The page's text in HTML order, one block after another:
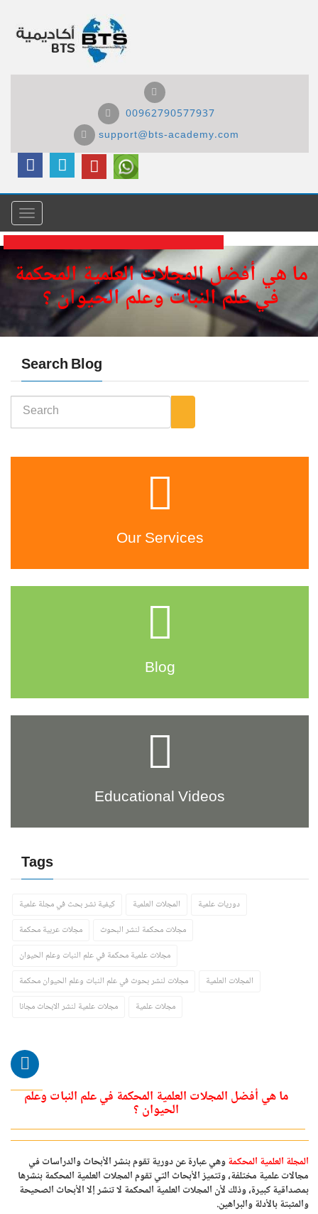
00962790577937
support@bts-academy.com
Menu
ما هي أفضل المجلات العلمية المحكمة
في علم النبات وعلم الحيوان ؟
Search Blog
Our Services
Blog
Educational Videos
Tags
كيفية نشر بحث في مجلة علمية المجلات العلمية
دوريات علمية
مجلات عربية محكمة
مجلات محكمة لنشر البحوث
مجلات علمية محكمة في علم النبات وعلم الحيوان
مجلات لنشر بحوث في علم النبات وعلم الحيوان محكمة
المجلات العلمية
مجلات علمية لنشر الابحاث مجانا
مجلات علمية
ما هي أفضل المجلات العلمية المحكمة في علم النبات وعلم
الحيوان ؟
المجلة العلمية المحكمةوهي عبارة عن دورية تقوم بنشر الأبحاث والدراسات في
مجالات علمية مختلفة، وتتميز الأبحاث التي تقوم المجلات العلمية المحكمة بنشرها
بمصداقية كبيرة، وذلك لأن المجلات العلمية المحكمة لا تنشر إلا الأبحاث الصحيحة
والمثبتة بالأدلة والبراهين.